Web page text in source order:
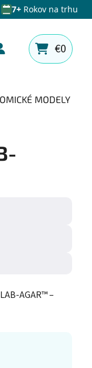
7+Rokov na trhu
NÁKUPNÝ
€0
MODELY
AGAR™ –